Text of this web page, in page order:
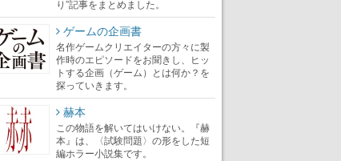
り”記事をまとめました。
ゲームの企画書
名作ゲームクリエイターの方々に製
作時のエピソードをお聞きし、ヒッ
トする企画（ゲーム）とは何か？を
探っていきます。
赫本
この物語を解いてはいけない。『赫
本』は、〈試験問題〉の形をした短
編ホラー小説集です。